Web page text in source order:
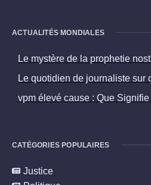
ACTUALITÉS MONDIALES
Le mystère de la prophetie
Le quotidien de journaliste sur
vpm élevé cause : Que
CATÉGORIES POPULAIRES
Justice